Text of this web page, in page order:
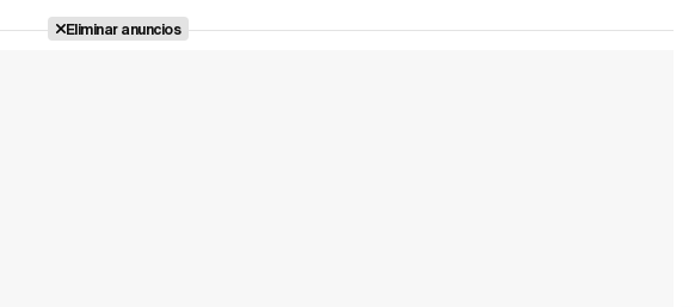
Eliminar anuncios